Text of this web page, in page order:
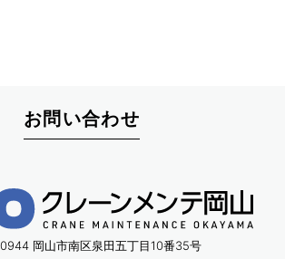
お問い合わせ
岡山市南区泉田五丁目10番35号